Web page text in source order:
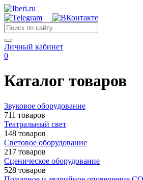
Личный кабинет
0
Каталог товаров
Звуковое оборудование
711 товаров
Театральный свет
148 товаров
Световое оборудование
217 товаров
Сценическое оборудование
528 товаров